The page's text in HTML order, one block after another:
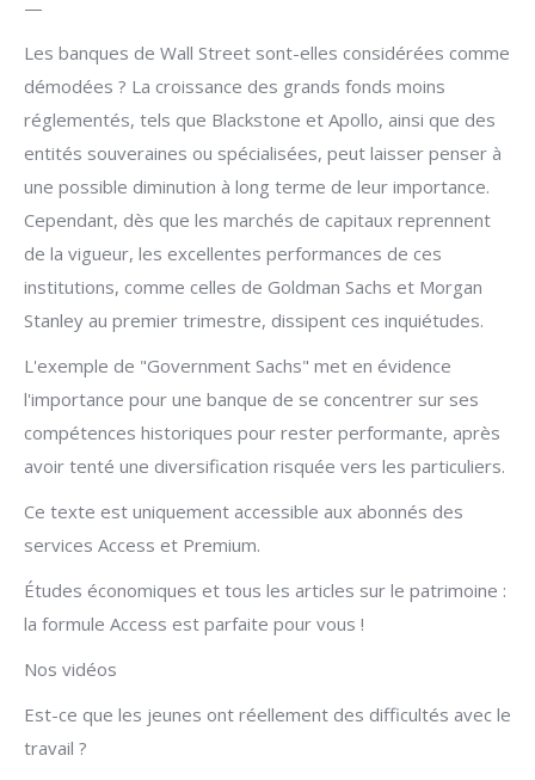
—
Les banques de Wall Street sont-elles considérées comme
démodées ? La croissance des grands fonds moins
réglementés, tels que Blackstone et Apollo, ainsi que des
entités souveraines ou spécialisées, peut laisser penser à
une possible diminution à long terme de leur importance.
Cependant, dès que les marchés de capitaux reprennent
de la vigueur, les excellentes performances de ces
institutions, comme celles de Goldman Sachs et Morgan
Stanley au premier trimestre, dissipent ces inquiétudes.
L'exemple de "Government Sachs" met en évidence
l'importance pour une banque de se concentrer sur ses
compétences historiques pour rester performante, après
avoir tenté une diversification risquée vers les particuliers.
Ce texte est uniquement accessible aux abonnés des
services Access et Premium.
Études économiques et tous les articles sur le patrimoine :
la formule Access est parfaite pour vous !
Nos vidéos
Est-ce que les jeunes ont réellement des difficultés avec le
travail ?